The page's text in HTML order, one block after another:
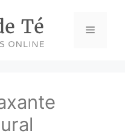
Menu